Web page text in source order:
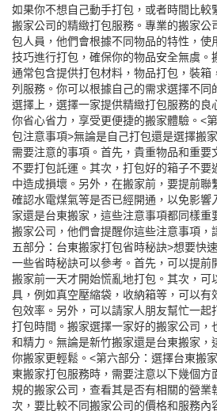
如果你不想自己動手打包，或者時間比較
搬家公司的精緻打包服務。專業的搬家公
包人員，他們會根據不同物品的特性，使
技巧進行打包，確保你的物品安全無虞。
通常包含提供打包材料，物品打包，裝箱
列服務。你可以根據自己的需求選擇不同
選擇上，選擇一家提供精緻打包服務的良
你省心省力，享受更便捷的搬家體驗。<
包注意事項>無論是自己打包還是選擇搬
需要注意的事項。首先，貴重物品和重要
不要打包託運。其次，打包好的箱子不要
中造成損壞。另外，在搬家前，要提前聯
確認水電煤氣等是否已經開通，以免影響
家還是台東搬家，這些注意事項都同樣重
搬家公司，他們會提醒你這些注意事項，
五部分：台東搬家打包省時秘訣>想要快
一些省時秘訣可以參考。首先，可以提前
搬家前一天才開始慌亂地打包。其次，可
具，例如真空壓縮袋，收納箱等，可以有
包效率。另外，可以請家人朋友幫忙一起
打包時間。搬家選擇一家好的搬家公司，
和精力。無論是新竹搬家還是台東搬家，
你搬家更輕鬆。<第六部分：選擇台東搬
東搬家打包服務時，需要注意以下幾個方
規的搬家公司，查看其是否有相關的營業
次，要比較不同搬家公司的價格和服務內